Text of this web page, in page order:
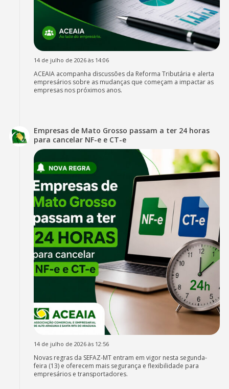
14 de julho de 2026 às 14:06
ACEAIA acompanha discussões da Reforma Tributária e alerta
empresários sobre as mudanças que começam a impactar as
empresas nos próximos anos.
Empresas de Mato Grosso passam a ter 24 horas
para cancelar NF-e e CT-e
14 de julho de 2026 às 12:56
Novas regras da SEFAZ-MT entram em vigor nesta segunda-
feira (13) e oferecem mais segurança e flexibilidade para
empresários e transportadores.